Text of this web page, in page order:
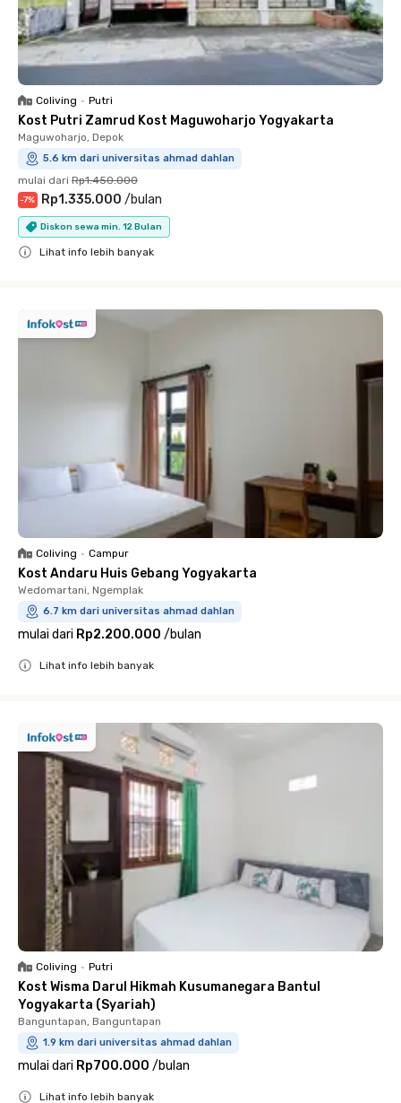
Coliving • Putri
Kost Putri Zamrud Kost Maguwoharjo Yogyakarta
Maguwoharjo, Depok
5.6 km dari universitas ahmad dahlan
mulai dari Rp1.450.000
-7% Rp1.335.000 /bulan
Diskon sewa min. 12 Bulan
Lihat info lebih banyak
Coliving • Campur
Kost Andaru Huis Gebang Yogyakarta
Wedomartani, Ngemplak
6.7 km dari universitas ahmad dahlan
mulai dari Rp2.200.000 /bulan
Lihat info lebih banyak
Coliving • Putri
Kost Wisma Darul Hikmah Kusumanegara Bantul
Yogyakarta (Syariah)
Banguntapan, Banguntapan
1.9 km dari universitas ahmad dahlan
mulai dari Rp700.000 /bulan
Lihat info lebih banyak